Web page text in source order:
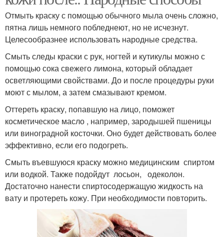
Отмыть краску с помощью обычного мыла очень сложно,
пятна лишь немного побледнеют, но не исчезнут.
Целесообразнее использовать народные средства.
Смыть следы краски с рук, ногтей и кутикулы можно с
помощью сока свежего лимона, который обладает
осветляющими свойствами. До и после процедуры руки
моют с мылом, а затем смазывают кремом.
Оттереть краску, попавшую на лицо, поможет
косметическое масло , например, зародышей пшеницы
или виноградной косточки. Оно будет действовать более
эффективно, если его подогреть.
Смыть въевшуюся краску можно медицинским спиртом
или водкой. Также подойдут лосьон, одеколон.
Достаточно нанести спиртосодержащую жидкость на
вату и протереть кожу. При необходимости повторить.